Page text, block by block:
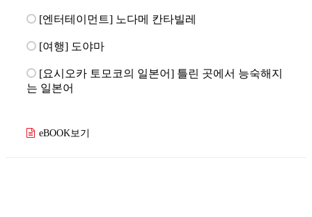
[엔터테이먼트] 노다메 칸타빌레
[여행] 도야마
[요시오카 토모코의 일본어] 틀린 곳에서 능숙해지
는 일본어
eBOOK보기